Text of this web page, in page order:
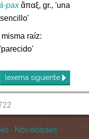
paxἅπαξ, gr., 'una
raíz:
lexema siguiente
· Novedades ·